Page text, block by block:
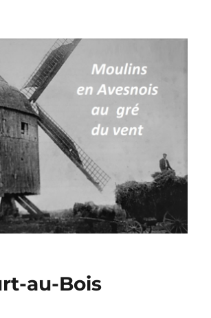
vent en Avesnois
au-Bois